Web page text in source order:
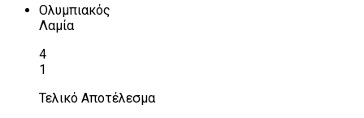
Ολυμπιακός
Λαμία
4
1
Τελικό Αποτέλεσμα